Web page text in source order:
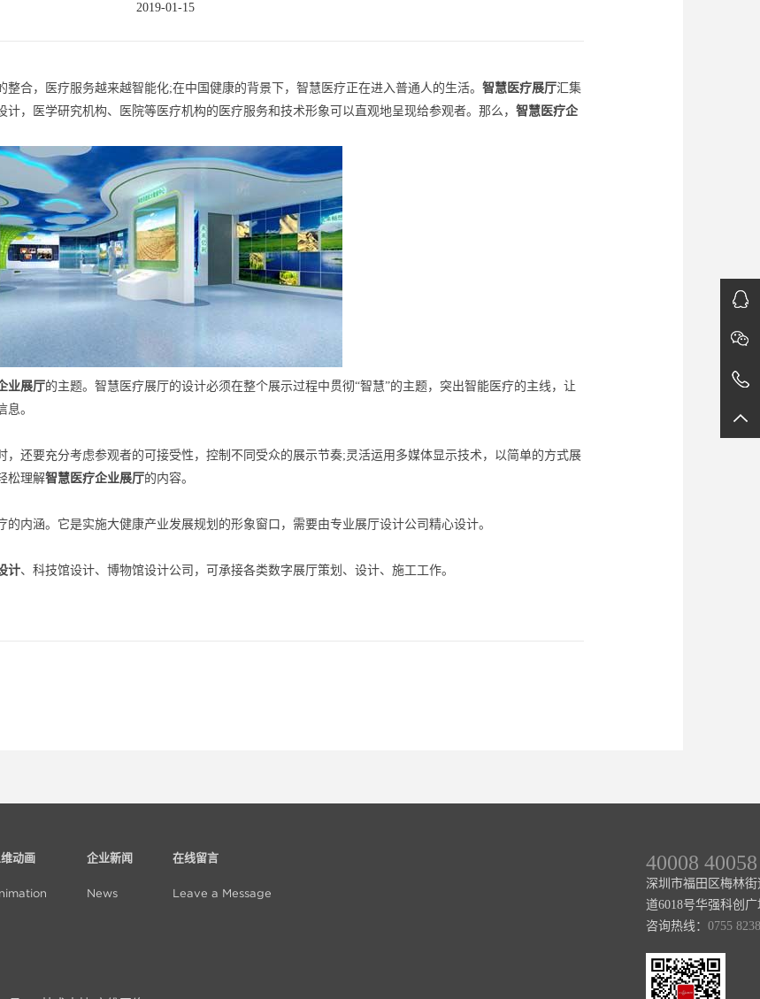
2019-01-15
合，医疗服务越来越智能化;在中国健康的背景下，智慧医疗正在进入普通人的生活。 智慧医疗展厅汇集
计，医学研究机构、医院等医疗机构的医疗服务和技术形象可以直观地呈现给参观者。那么， 智慧医疗企
业展厅的主题。智慧医疗展厅的设计必须在整个展示过程中贯彻“智慧”的主题，突出智能医疗的主线，让
。
还要充分考虑参观者的可接受性，控制不同受众的展示节奏;灵活运用多媒体显示技术，以简单的方式展
松理解智慧医疗企业展厅的内容。
的内涵。它是实施大健康产业发展规划的形象窗口，需要由专业展厅设计公司精心设计。
计、科技馆设计、博物馆设计公司，可承接各类数字展厅策划、设计、施工工作。
维动画 企业新闻
News
在线留言
Leave a Message
40008 40058
深圳市福田区梅林
道6018号华强科创广
咨询热线： 0755